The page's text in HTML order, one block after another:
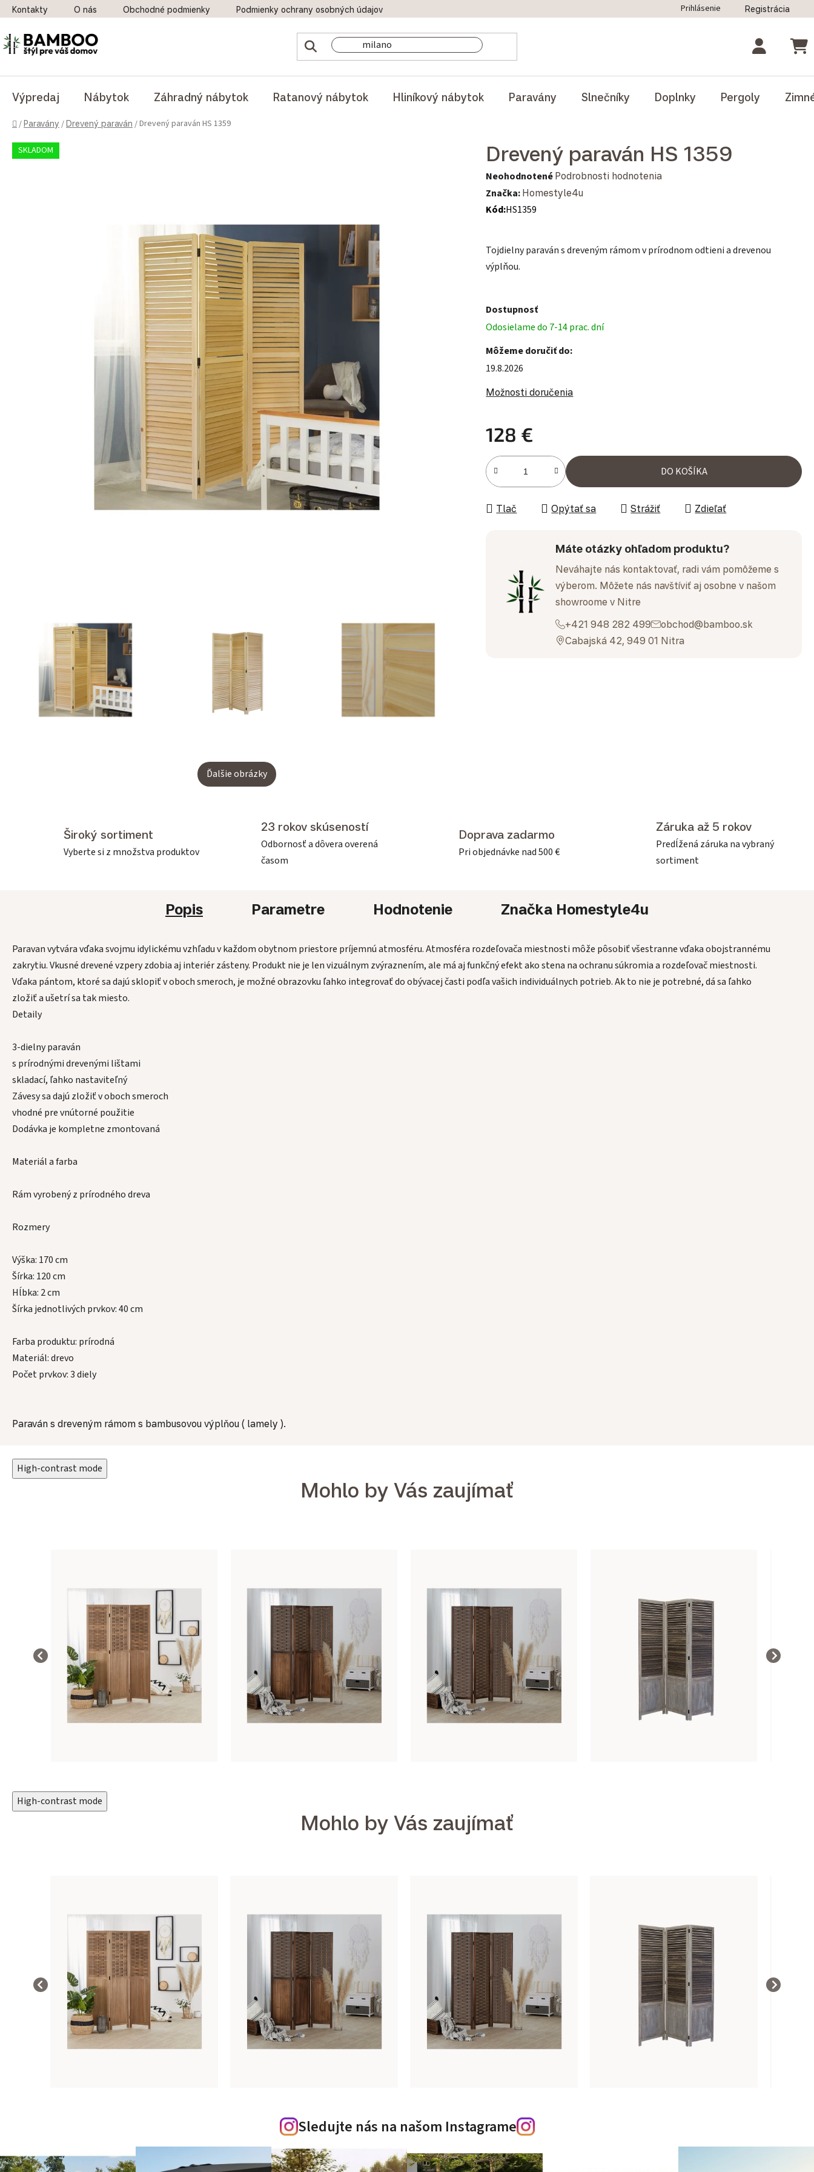
Prejsť na obsah
Kontakty O nás Obchodné podmienky Podmienky ochrany osobných údajov Odstúpenie od zmluvy
Prihlásenie Registrácia
Výpredaj Nábytok Záhradný nábytok Ratanový nábytok Hliníkový nábytok Paravány Slnečníky Doplnky Pergoly
Domov
/Paravány /Drevený paraván /Drevený paraván HS 1359
Drevený paraván HS 1359
Priemerné hodnotenie produktu je 0,0 z 5 hviezdičiek.
Neohodnotené Podrobnosti hodnotenia
Značka: Homestyle4u
Kód:HS1359
Tojdielny paraván s dreveným rámom v prírodnom odtieni a drevenou
výplňou.
Dostupnosť
Odosielame do 7-14 prac. dní
Môžeme doručiť do:
19.8.2026
Možnosti doručenia
128 €
Jednotková cena:
DO KOŠÍKA
Tlač Opýtať sa Strážiť Zdieľať
Máte otázky ohľadom produktu?
Neváhajte nás kontaktovať, radi vám pomôžeme s
výberom. Môžete nás navštíviť aj osobne v našom
showroome v Nitre
+421 948 282 499
obchod@bamboo.sk
Cabajská 42, 949 01 Nitra
SKLADOM
Ďalšie obrázky
Široký sortiment
Vyberte si z množstva produktov
23 rokov skúseností
Odbornosť a dôvera overená
časom
Doprava zadarmo
Pri objednávke nad 500 €
Záruka až 5 rokov
Predĺžená záruka na vybraný
sortiment
Popis Parametre Hodnotenie Značka Homestyle4u
Paravan vytvára vďaka svojmu idylickému vzhľadu v každom obytnom priestore príjemnú atmosféru. Atmosféra rozdeľovača miestnosti môže pôsobiť všestranne vďaka obojstrannému
zakrytiu. Vkusné drevené vzpery zdobia aj interiér zásteny. Produkt nie je len vizuálnym zvýraznením, ale má aj funkčný efekt ako stena na ochranu súkromia a rozdeľovač miestnosti.
Vďaka pántom, ktoré sa dajú sklopiť v oboch smeroch, je možné obrazovku ľahko integrovať do obývacej časti podľa vašich individuálnych potrieb. Ak to nie je potrebné, dá sa ľahko
zložiť a ušetrí sa tak miesto.
Detaily
3-dielny paraván
s prírodnými drevenými lištami
skladací, ľahko nastaviteľný
Závesy sa dajú zložiť v oboch smeroch
vhodné pre vnútorné použitie
Dodávka je kompletne zmontovaná
Materiál a farba
Rám vyrobený z prírodného dreva
Rozmery
Výška: 170 cm
Šírka: 120 cm
Hĺbka: 2 cm
Šírka jednotlivých prvkov: 40 cm
Farba produktu: prírodná
Materiál: drevo
Počet prvkov: 3 diely
Paraván s dreveným rámom s bambusovou výplňou ( lamely ).
High-contrast mode
Mohlo by Vás zaujímať
High-contrast mode
Mohlo by Vás zaujímať
Sledujte nás na našom Instagrame